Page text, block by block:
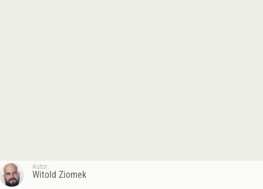
Autor:
Witold Ziomek